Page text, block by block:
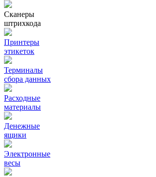
Сканеры
штрихкода
Принтеры
этикеток
Терминалы
сбора данных
Расходные
материалы
Денежные
ящики
Электронные
весы